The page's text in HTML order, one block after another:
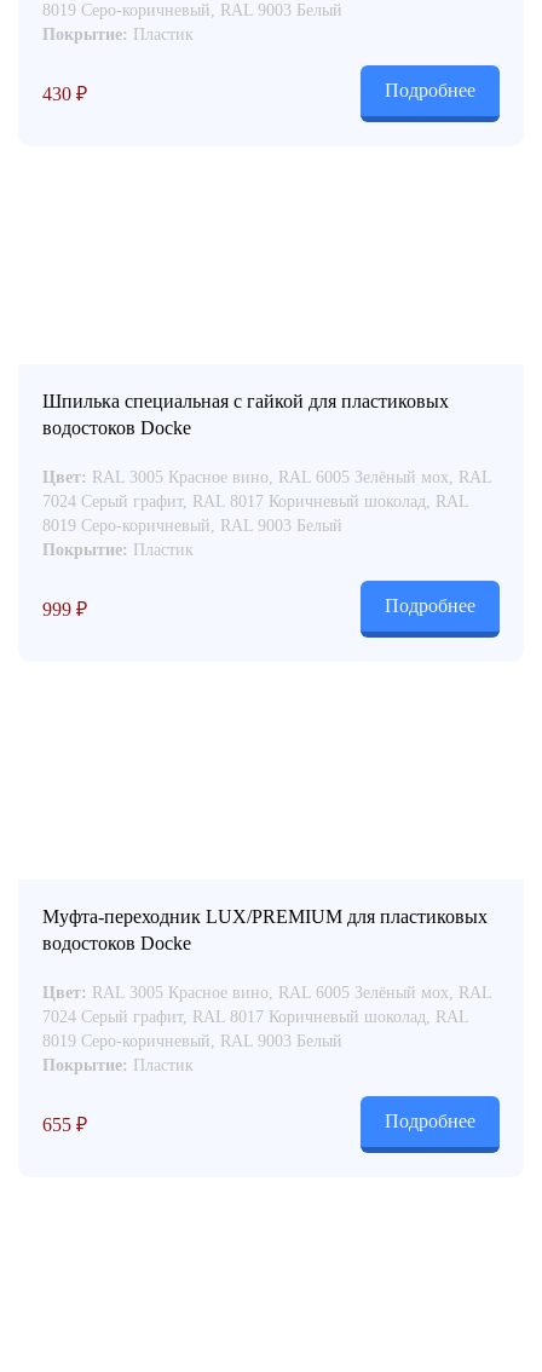
8019 Серо-коричневый, RAL 9003 Белый
Покрытие: Пластик
430 ₽ Подробнее
Шпилька специальная с гайкой для пластиковых
водостоков Docke
Цвет: RAL 3005 Красное вино, RAL 6005 Зелёный мох, RAL
7024 Серый графит, RAL 8017 Коричневый шоколад, RAL
8019 Серо-коричневый, RAL 9003 Белый
Покрытие: Пластик
999 ₽ Подробнее
Муфта-переходник LUX/PREMIUM для пластиковых
водостоков Docke
Цвет: RAL 3005 Красное вино, RAL 6005 Зелёный мох, RAL
7024 Серый графит, RAL 8017 Коричневый шоколад, RAL
8019 Серо-коричневый, RAL 9003 Белый
Покрытие: Пластик
655 ₽ Подробнее